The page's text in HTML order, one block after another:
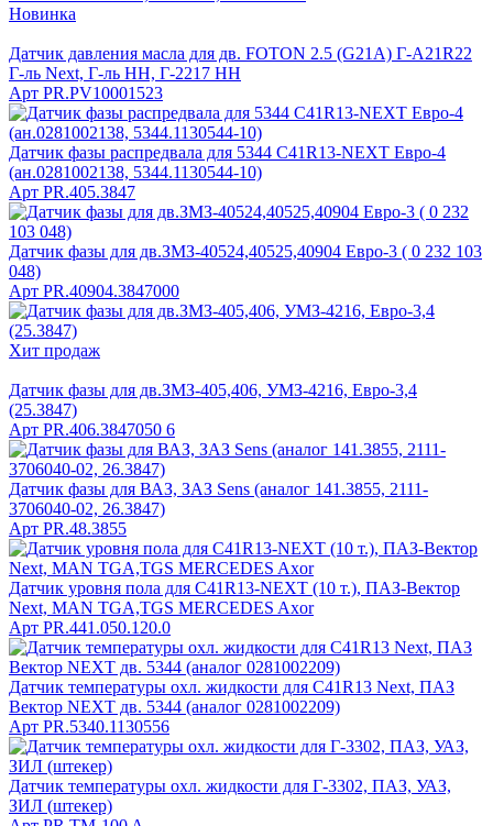
Новинка
Датчик давления масла для дв. FOTON 2.5 (G21A) Г-А21R22
Г-ль Next, Г-ль НН, Г-2217 НН
Арт PR.PV10001523
Датчик фазы распредвала для 5344 C41R13-NEXT Евро-4
(ан.0281002138, 5344.1130544-10)
Арт PR.405.3847
Датчик фазы для дв.ЗМЗ-40524,40525,40904 Евро-3 ( 0 232 103
048)
Арт PR.40904.3847000
Хит продаж
Датчик фазы для дв.ЗМЗ-405,406, УМЗ-4216, Евро-3,4
(25.3847)
Арт PR.406.3847050 6
Датчик фазы для ВАЗ, ЗАЗ Sens (аналог 141.3855, 2111-
3706040-02, 26.3847)
Арт PR.48.3855
Датчик уровня пола для C41R13-NEXT (10 т.), ПАЗ-Вектор
Next, MAN TGA,TGS MERCEDES Axor
Арт PR.441.050.120.0
Датчик температуры охл. жидкости для C41R13 Next, ПАЗ
Вектор NEXT дв. 5344 (аналог 0281002209)
Арт PR.5340.1130556
Датчик температуры охл. жидкости для Г-3302, ПАЗ, УАЗ,
ЗИЛ (штекер)